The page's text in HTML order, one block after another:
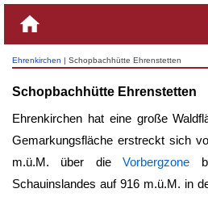
Ehrenkirchen | Schopbachhütte Ehrenstetten
Schopbachhütte Ehrenstetten
Ehrenkirchen hat eine große
Gemarkungsfläche erstreckt sich
m.ü.M. über dieVorbergzone
Schauinslandes auf 916 m.ü.M. in